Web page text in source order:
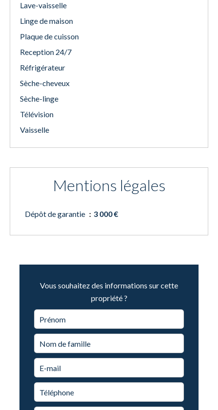
Lave-vaisselle
Linge de maison
Plaque de cuisson
Reception 24/7
Réfrigérateur
Sèche-cheveux
Sèche-linge
Télévision
Vaisselle
Mentions légales
Dépôt de garantie 3 000 €
Vous souhaitez des informations sur cette
propriété ?